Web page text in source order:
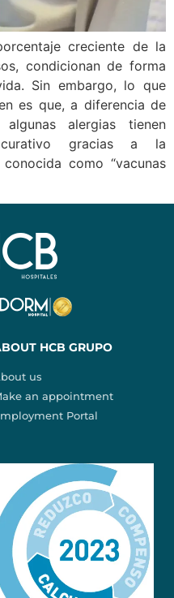
creciente de la
condicionan de forma
Sin embargo, lo que
es que, a diferencia de
alergias tienen
gracias a la
como “vacunas
HCB GRUPO
us
an appointment
Portal